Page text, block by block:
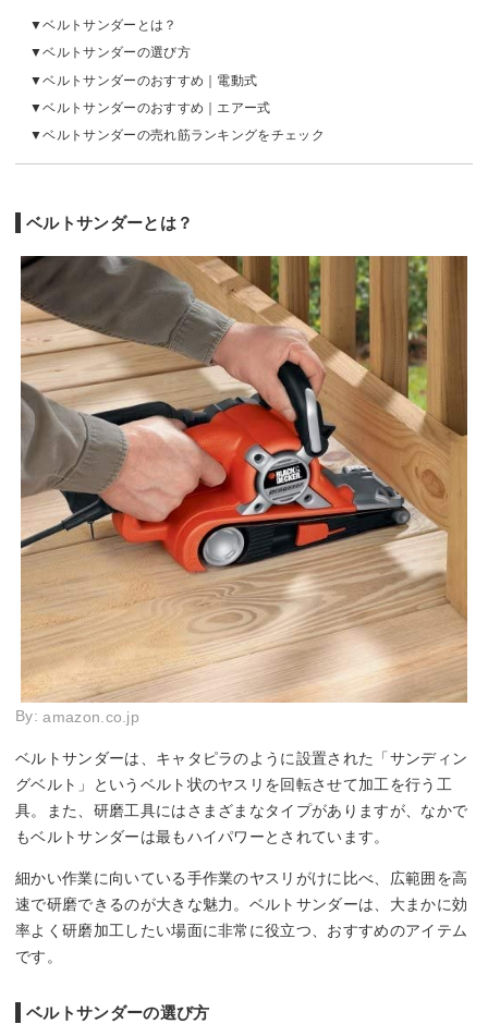
ベルトサンダーとは？
ベルトサンダーの選び方
ベルトサンダーのおすすめ｜電動式
ベルトサンダーのおすすめ｜エアー式
ベルトサンダーの売れ筋ランキングをチェック
ベルトサンダーとは？
By:amazon.co.jp
ベルトサンダーは、キャタピラのように設置された「サンディン
グベルト」というベルト状のヤスリを回転させて加工を行う工
具。また、研磨工具にはさまざまなタイプがありますが、なかで
もベルトサンダーは最もハイパワーとされています。
細かい作業に向いている手作業のヤスリがけに比べ、広範囲を高
速で研磨できるのが大きな魅力。ベルトサンダーは、大まかに効
率よく研磨加工したい場面に非常に役立つ、おすすめのアイテム
です。
ベルトサンダーの選び方